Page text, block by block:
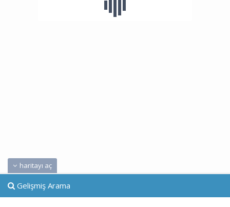
haritayı aç
Gelişmiş Arama